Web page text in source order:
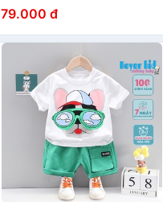
3D KEYER KID VN SZ35
79.000 đ